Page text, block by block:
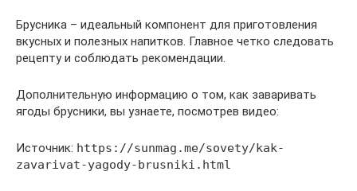
Брусника – идеальный компонент для приготовления
вкусных и полезных напитков. Главное четко следовать
рецепту и соблюдать рекомендации.
Дополнительную информацию о том, как заваривать
ягоды брусники, вы узнаете, посмотрев видео:
Источник: https://sunmag.me/sovety/kak-
zavarivat-yagody-brusniki.html